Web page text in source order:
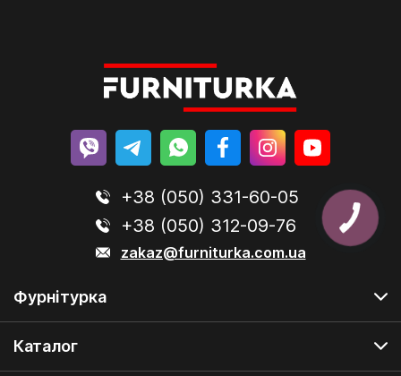
+38 (050) 331-60-05
+38 (050) 312-09-76
zakaz@furniturka.com.ua
Фурнітурка
Каталог